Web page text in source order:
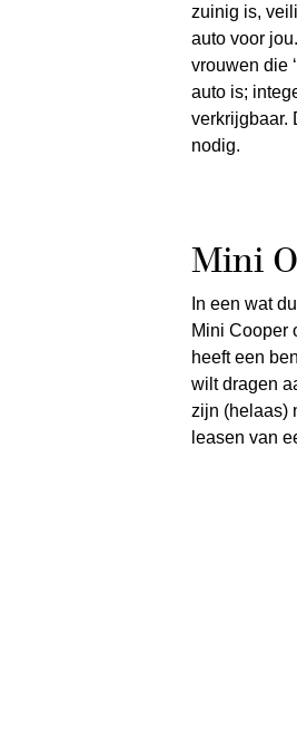
zuinig is,
auto voor
vrouwen die
auto is;
verkrijgbaar.
nodig.
Mini
In een wat
Mini Cooper
heeft een
wilt dragen
zijn (helaas)
leasen van